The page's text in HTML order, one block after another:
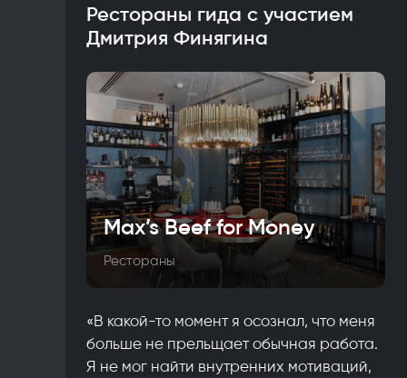
«В какой-то момент я осознал, что меня
больше не прельщает обычная работа.
Я не мог найти внутренних мотиваций,
Рестораны гида с участием
Дмитрия Финягина
Max’s Beef for Money
Рестораны